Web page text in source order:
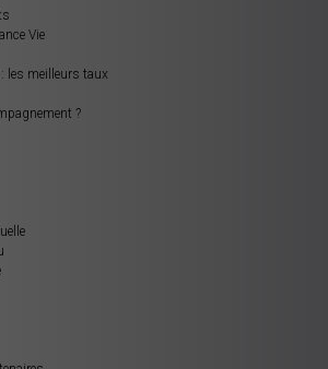
Vie
les meilleurs taux
?